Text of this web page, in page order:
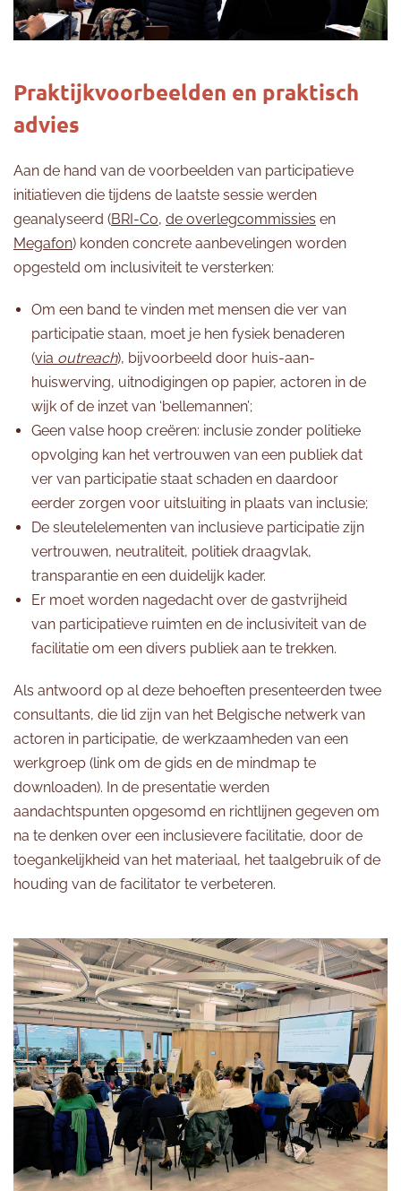
Praktijkvoorbeelden en praktisch
advies
Aan de hand van de voorbeelden van participatieve
initiatieven die tijdens de laatste sessie werden
geanalyseerd (BRI-Co, de overlegcommissies en
Megafon) konden concrete aanbevelingen worden
opgesteld om inclusiviteit te versterken:
Om een band te vinden met mensen die ver van
participatie staan, moet je hen fysiek benaderen
(via outreach), bijvoorbeeld door huis-aan-
huiswerving, uitnodigingen op papier, actoren in de
wijk of de inzet van ‘bellemannen’;
Geen valse hoop creëren: inclusie zonder politieke
opvolging kan het vertrouwen van een publiek dat
ver van participatie staat schaden en daardoor
eerder zorgen voor uitsluiting in plaats van inclusie;
De sleutelelementen van inclusieve participatie zijn
vertrouwen, neutraliteit, politiek draagvlak,
transparantie en een duidelijk kader.
Er moet worden nagedacht over de gastvrijheid
van participatieve ruimten en de inclusiviteit van de
facilitatie om een divers publiek aan te trekken.
Als antwoord op al deze behoeften presenteerden twee
consultants, die lid zijn van het Belgische netwerk van
actoren in participatie, de werkzaamheden van een
werkgroep (link om de gids en de mindmap te
downloaden). In de presentatie werden
aandachtspunten opgesomd en richtlijnen gegeven om
na te denken over een inclusievere facilitatie, door de
toegankelijkheid van het materiaal, het taalgebruik of de
houding van de facilitator te verbeteren.